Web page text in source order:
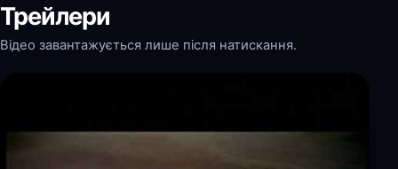
Трейлери
Відео завантажується лише після натискання.